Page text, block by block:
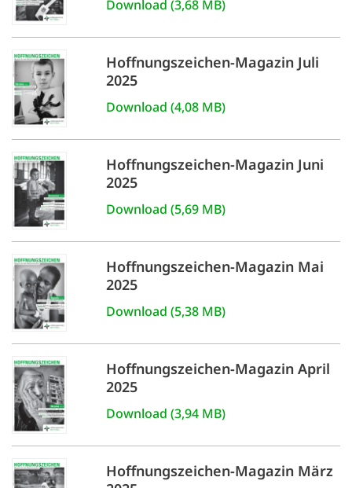
Download (3,68 MB)
Hoffnungszeichen-Magazin Juli
2025
Download (4,08 MB)
Hoffnungszeichen-Magazin Juni
2025
Download (5,69 MB)
Hoffnungszeichen-Magazin Mai
2025
Download (5,38 MB)
Hoffnungszeichen-Magazin April
2025
Download (3,94 MB)
Hoffnungszeichen-Magazin März